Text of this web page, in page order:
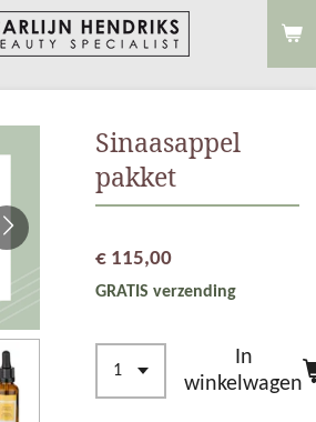
Sinaasappel
pakket
€ 115,00
GRATIS verzending
In
winkelwagen